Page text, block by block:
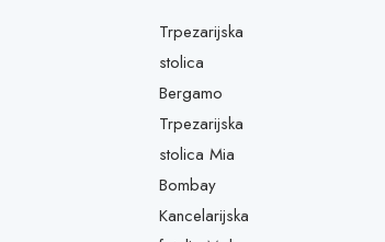
Trpezarijska
stolica
Bergamo
Trpezarijska
stolica Mia
Bombay
Kancelarijska